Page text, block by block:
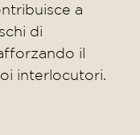
a
di
il
interlocutori.